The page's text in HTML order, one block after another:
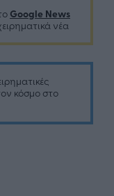
Google News
νέα
κόσμο στο